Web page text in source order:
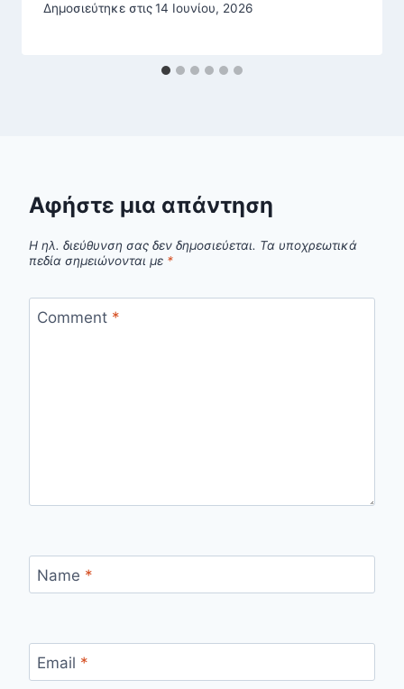
Δημοσιεύτηκε στις14 Ιουνίου, 2026
Αφήστε μια απάντηση
Η ηλ. διεύθυνση σας δεν δημοσιεύεται. Τα υποχρεωτικά
πεδία σημειώνονται με *
Comment *
Name *
Email *